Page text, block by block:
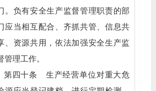
。负有安全生产监督管理职责的部
应当相互配合、齐抓共管、信息共
、资源共用，依法加强安全生产监
管理工作。
第四十条 生产经营单位对重大危